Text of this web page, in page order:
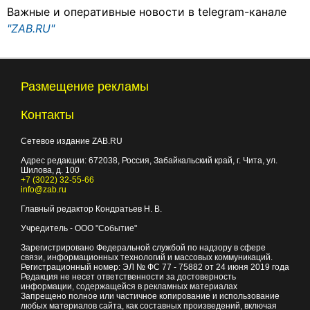
Важные и оперативные новости в telegram-канале
"ZAB.RU"
Размещение рекламы
Контакты
Сетевое издание ZAB.RU
Адрес редакции: 672038 , Россия, Забайкальский край, г. Чита ул.
Шилова, д. 100
+7 (3022) 32-55-66
info@zab.ru
Главный редактор Кондратьев Н. В.
Учредитель - ООО "Событие"
Зарегистрировано Федеральной службой по надзору в сфере
связи, информационных технологий и массовых коммуникаций.
Регистрационный номер: ЭЛ № ФС 77 - 75882 от 24 июня 2019 года
Редакция не несет ответственности за достоверность
информации, содержащейся в рекламных материалах
Запрещено полное или частичное копирование и использование
любых материалов сайта, как составных произведений, включая